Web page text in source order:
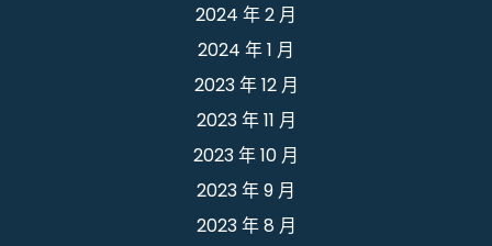
2024 年 2 月
2024 年 1 月
2023 年 12 月
2023 年 11 月
2023 年 10 月
2023 年 9 月
2023 年 8 月